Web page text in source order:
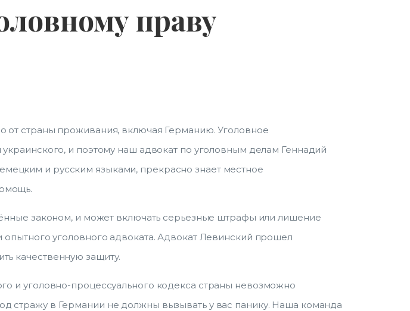
праву
от страны проживания, включая Германию. Уголовное
и поэтому наш адвокат по уголовным делам Геннадий
и русским языками, прекрасно знает местное
законом, и может включать серьезные штрафы или лишение
уголовного адвоката. Адвокат Левинский прошел
качественную защиту.
и уголовно-процессуального кодекса страны невозможно
стражу в Германии не должны вызывать у вас панику. Наша команда